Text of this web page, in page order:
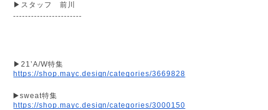
▶︎スタッフ　前川
-----------------------
▶︎21’A/W特集
https://shop.mayc.design/categories/3669828
▶️sweat特集
https://shop.mayc.design/categories/3000150